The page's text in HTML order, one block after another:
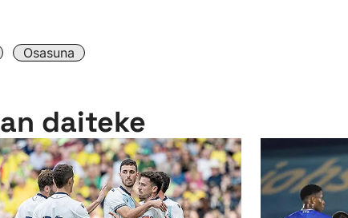
Osasuna
daiteke